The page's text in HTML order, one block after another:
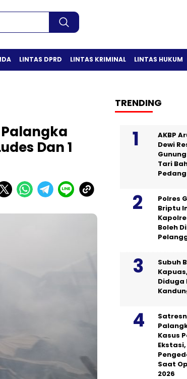
LINTAS DPRD LINTAS KRIMINAL LINTAS HUKUM
Dan 1
TRENDING
AKBP
Dewi
Tari
Polres
Briptu
Boleh
Subuh
Diduga
Kasus
Saat
2026